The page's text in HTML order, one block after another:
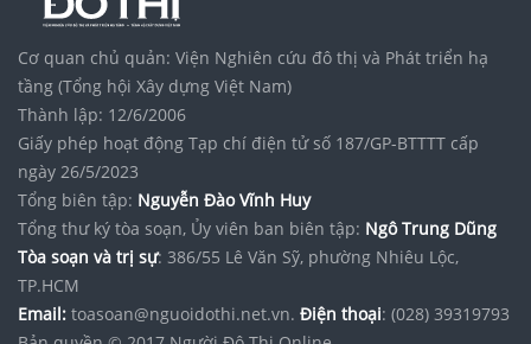
Cơ quan chủ quản: Viện Nghiên cứu đô thị và Phát triển hạ
tầng (Tổng hội Xây dựng Việt Nam)
Thành lập: 12/6/2006
Giấy phép hoạt động Tạp chí điện tử số 187/GP-BTTTT cấp
ngày 26/5/2023
Tổng biên tập: Nguyễn Đào Vĩnh Huy
Tổng thư ký tòa soạn, Ủy viên ban biên tập: Ngô Trung Dũng
Tòa soạn và trị sự: 386/55 Lê Văn Sỹ, phường Nhiêu Lộc,
TP.HCM
Email: toasoan@nguoidothi.net.vn. Điện thoại: (028) 39319793